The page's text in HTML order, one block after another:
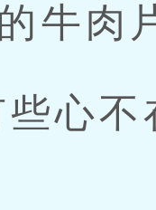
牛肉
心不